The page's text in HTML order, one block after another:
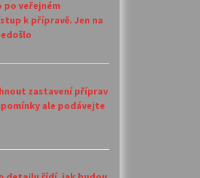
po veřejném
k přípravě. Jen na
zastavení příprav
ale podávejte